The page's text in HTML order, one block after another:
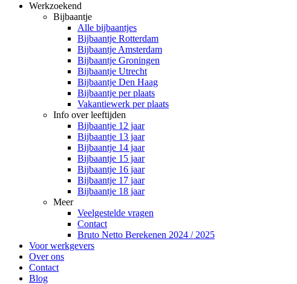
Werkzoekend
Bijbaantje
Alle bijbaantjes
Bijbaantje Rotterdam
Bijbaantje Amsterdam
Bijbaantje Groningen
Bijbaantje Utrecht
Bijbaantje Den Haag
Bijbaantje per plaats
Vakantiewerk per plaats
Info over leeftijden
Bijbaantje 12 jaar
Bijbaantje 13 jaar
Bijbaantje 14 jaar
Bijbaantje 15 jaar
Bijbaantje 16 jaar
Bijbaantje 17 jaar
Bijbaantje 18 jaar
Meer
Veelgestelde vragen
Contact
Bruto Netto Berekenen 2024 / 2025
Voor werkgevers
Over ons
Contact
Blog